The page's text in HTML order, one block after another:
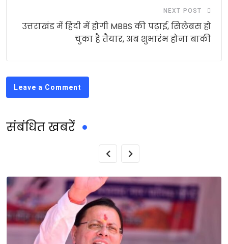
NEXT POST
उत्तराखंड में हिंदी में होगी MBBS की पढ़ाई, सिलेबस हो
चुका है तैयार, अब शुभारंभ होना बाकी
Leave a Comment
संबंधित खबरें